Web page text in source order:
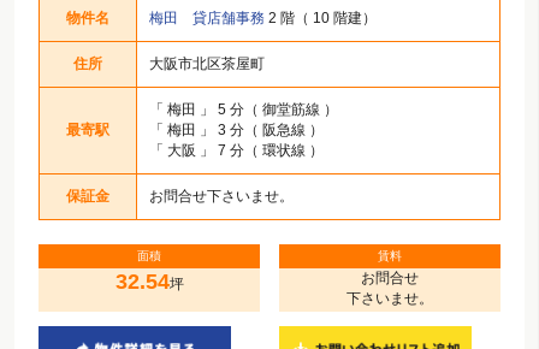
物件名 梅田 貸店舗事務 2 階（ 10 階建）
住所 大阪市北区茶屋町
最寄駅
「 梅田
」 5 分（ 御堂筋線 ）
「 梅田
」 3 分（ 阪急線 ）
「 大阪 」 7 分（ 環状線 ）
保証金 お問合せ下さいませ。
面積
32.54坪
賃料
お問合せ
下さいませ。